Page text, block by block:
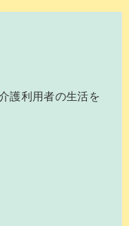
護利用者の生活を